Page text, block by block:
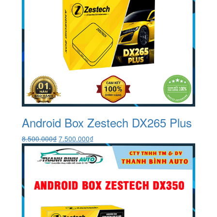
Android Box Zestech DX265 Plus
8.500.000₫ Giá
gốc
là:
8.500.000₫.
7.500.000₫Giá
hiện
tại